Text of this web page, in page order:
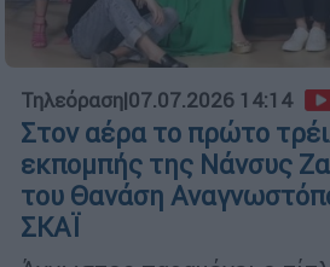
Τηλεόραση|07.07.2026 14:14
Στον αέρα το πρώτο
εκπομπής της Νάνσυς
του Θανάση
ΣΚΑΪ